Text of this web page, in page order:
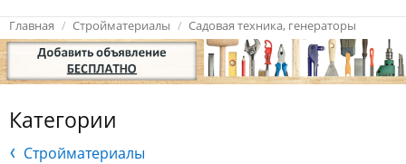
Главная Стройматериалы Садовая техника, генераторы
Категории
Стройматериалы